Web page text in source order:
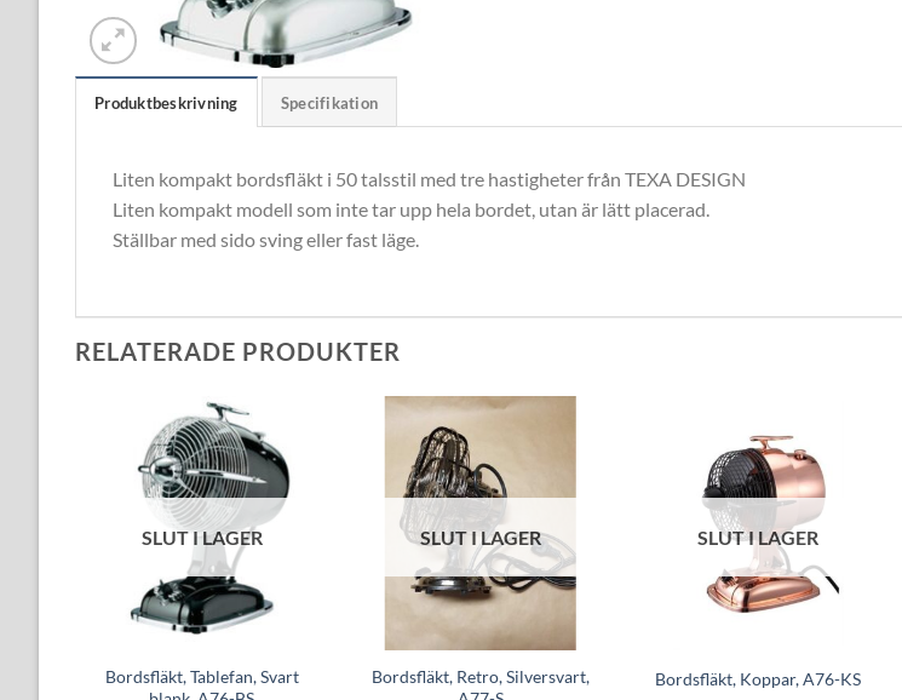
Produktbeskrivning Specifikation
Liten kompakt bordsfläkt i 50 talsstil med tre hastigheter från TEXA DESIGN
Liten kompakt modell som inte tar upp hela bordet, utan är lätt placerad.
Ställbar med sido sving eller fast läge.
RELATERADE PRODUKTER
SLUT I LAGER
Bordsfläkt, Tablefan, Svart
SLUT I LAGER
Bordsfläkt, Retro, Silversvart,
SLUT I LAGER
Bordsfläkt, Koppar, A76-KS